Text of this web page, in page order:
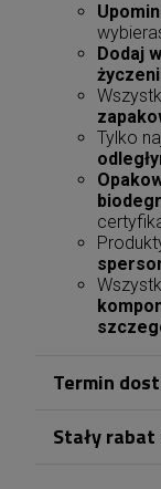
Dodaj
Tylko
Termin
Zamówienia
Stały